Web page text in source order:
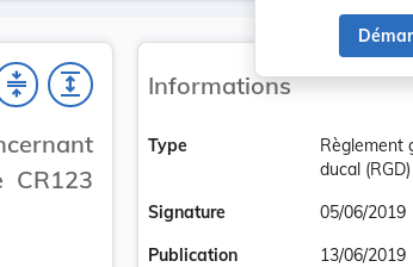
compress expand Informations
Type
Règlement
ducal (RGD)
Signature
05/06/2019
Publication
13/06/2019